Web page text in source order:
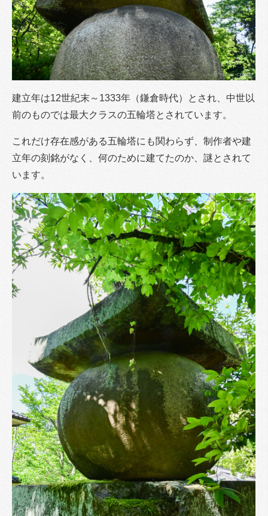
建立年は12世紀末～1333年（鎌倉時代）とされ、中世以
前のものでは最大クラスの五輪塔とされています。
これだけ存在感がある五輪塔にも関わらず、制作者や建
立年の刻銘がなく、何のために建てたのか、謎とされて
います。